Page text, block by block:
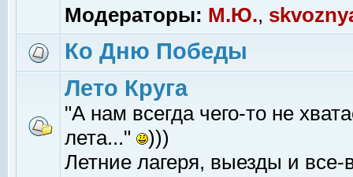
Модераторы: М.Ю.,
Ко Дню Победы
Лето Круга
"А нам всегда чего-то не
лета..."
)))
Летние лагеря, выезды и все-